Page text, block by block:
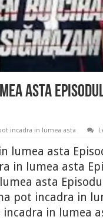
asta
incadra in lumea asta
lumea asta
in lumea asta
asta
pot incadra in
in lumea